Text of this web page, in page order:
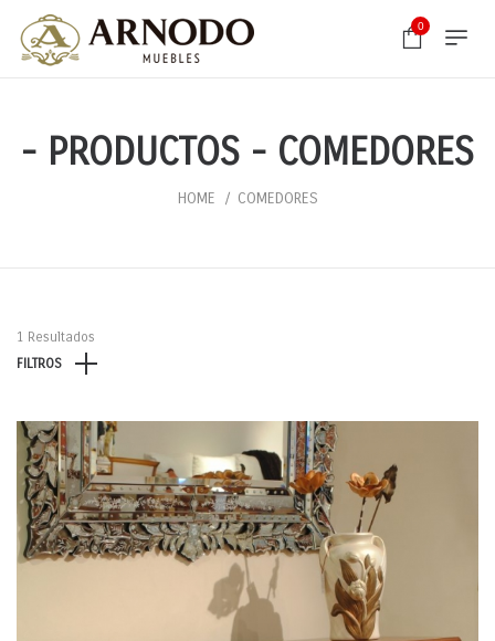
0
- PRODUCTOS - COMEDORES
HOME COMEDORES
1 Resultados
FILTROS